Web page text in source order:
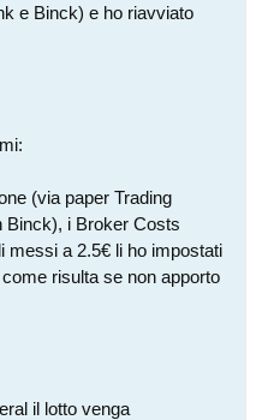
e Binck) e ho riavviato
(via paper Trading
Binck), i Broker Costs
messi a 2.5€ li ho impostati
risulta se non apporto
il lotto venga